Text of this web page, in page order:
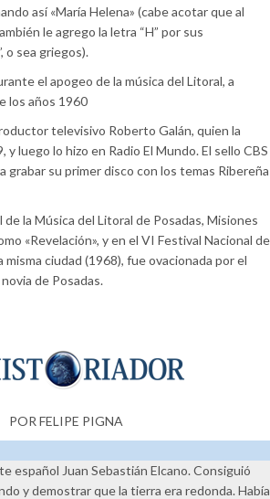
así «María Helena» (cabe acotar que al
le agrego la letra “H” por sus
o sea griegos).
el apogeo de la música del Litoral, a
los años 1960
televisivo Roberto Galán, quien la
y luego lo hizo en Radio El Mundo. El sello CBS
grabar su primer disco con los temas Ribereña
la Música del Litoral de Posadas, Misiones
«Revelación», y en el VI Festival Nacional de
misma ciudad (1968), fue ovacionada por el
de Posadas.
POR FELIPE PIGNA
español Juan Sebastián Elcano. Consiguió
y demostrar que la tierra era redonda. Había